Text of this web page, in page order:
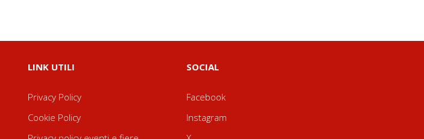
LINK UTILI
Privacy Policy
Cookie Policy
SOCIAL
Facebook
Instagram